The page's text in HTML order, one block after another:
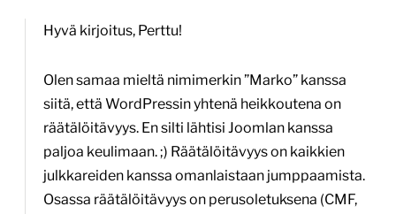
Hyvä kirjoitus, Perttu!
Olen samaa mieltä nimimerkin ”Marko” kanssa
siitä, että WordPressin yhtenä heikkoutena on
räätälöitävyys. En silti lähtisi Joomlan kanssa
paljoa keulimaan. ;) Räätälöitävyys on kaikkien
julkkareiden kanssa omanlaistaan jumppaamista.
Osassa räätälöitävyys on perusoletuksena (CMF,